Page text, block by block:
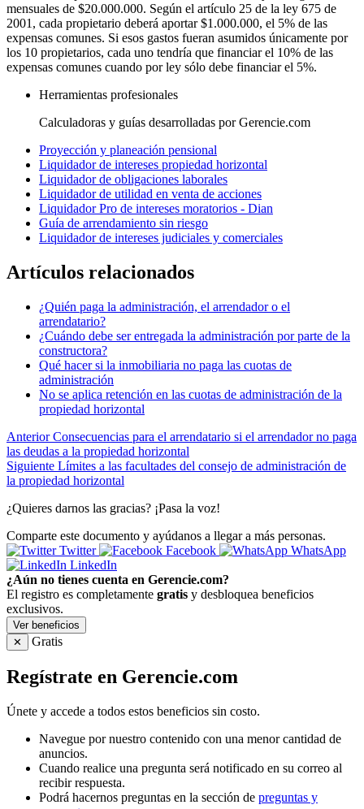
mensuales de $20.000.000. Según el artículo 25 de la ley 675 de
2001, cada propietario deberá aportar $1.000.000, el 5% de las
expensas comunes. Si esos gastos fueran asumidos únicamente por
los 10 propietarios, cada uno tendría que financiar el 10% de las
expensas comunes cuando por ley sólo debe financiar el 5%.
Herramientas profesionales
Calculadoras y guías desarrolladas por Gerencie.com
Proyección y planeación pensional
Liquidador de intereses propiedad horizontal
Liquidador de obligaciones laborales
Liquidador de utilidad en venta de acciones
Liquidador Pro de intereses moratorios - Dian
Guía de arrendamiento sin riesgo
Liquidador de intereses judiciales y comerciales
Artículos relacionados
¿Quién paga la administración, el arrendador o el
arrendatario?
¿Cuándo debe ser entregada la administración por parte de la
constructora?
Qué hacer si la inmobiliaria no paga las cuotas de
administración
No se aplica retención en las cuotas de administración de la
propiedad horizontal
Anterior Consecuencias para el arrendatario si el arrendador no paga
las deudas a la propiedad horizontal
Siguiente Límites a las facultades del consejo de administración de
la propiedad horizontal
¿Quieres darnos las gracias? ¡Pasa la voz!
Comparte este documento y ayúdanos a llegar a más personas.
Twitter
Facebook
WhatsApp
LinkedIn
¿Aún no tienes cuenta en Gerencie.com?
El registro es completamente gratis y desbloquea beneficios
exclusivos.
Ver beneficios
✕
Gratis
Regístrate en Gerencie.com
Únete y accede a todos estos beneficios sin costo.
Navegue por nuestro contenido con una menor cantidad de
anuncios.
Cuando realice una pregunta será notificado en su correo al
recibir respuesta.
Podrá hacernos preguntas en la sección de preguntas y